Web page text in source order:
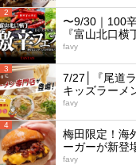
2
〜9/30｜100
『富山北口
favy
3
7/27│『尾道
キッズラーメ
favy
4
梅田限定！海
ーガーが新登
favy